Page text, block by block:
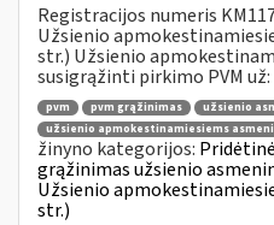
Registracijos numeris
Užsienio
str.) Užsienio
susigrąžinti pirkimo PVM
pvm pvm grąžinimas
užsienio
užsienio apmokestinamiesiems
žinyno kategorijos:
grąžinimas užsienio
Užsienio
str.)